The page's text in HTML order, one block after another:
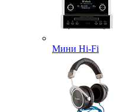
Мини Hi-Fi